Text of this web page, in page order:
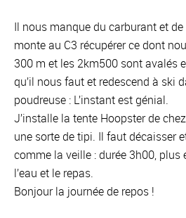
Il nous manque du carburant et
monte au C3 récupérer ce dont
300 m et les 2km500 sont avalés
qu’il nous faut et redescend à ski
poudreuse : L’instant est génial.
J’installe la tente Hoopster de
une sorte de tipi. Il faut décaisser
comme la veille : durée 3h00, plus
l’eau et le repas.
Bonjour la journée de repos !